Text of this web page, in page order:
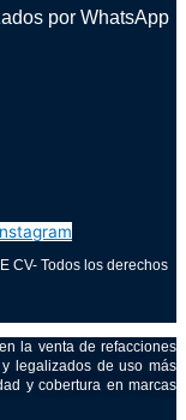
por WhatsApp
CV- Todos los derechos
la venta de refacciones
legalizados de uso más
y cobertura en marcas